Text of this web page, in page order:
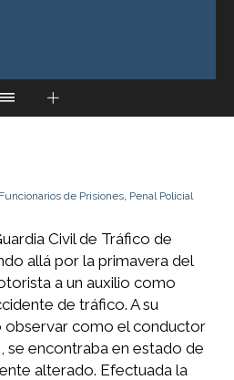
de Prisiones Penal Policial
Civil de Tráfico de
allá por la primavera del
a un auxilio como
de tráfico. A su
observar como el conductor
se encontraba en estado de
alterado. Efectuada la